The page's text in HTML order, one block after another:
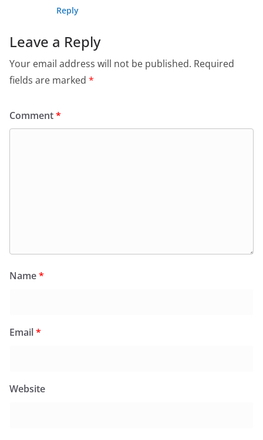
Reply
Leave a Reply
Your email address will not be published. Required
fields are marked *
Comment*
Name*
Email*
Website